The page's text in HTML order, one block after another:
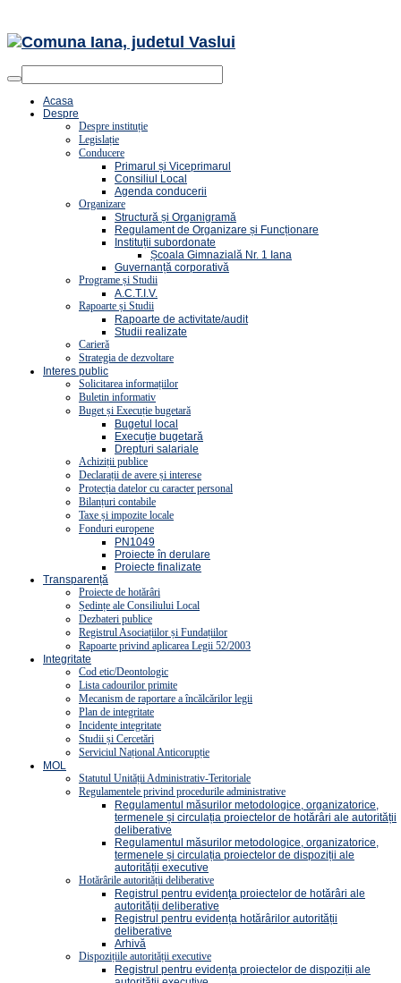
Acasa
Despre
Despre instituție
Legislație
Conducere
Primarul și Viceprimarul
Consiliul Local
Agenda conducerii
Organizare
Structură și Organigramă
Regulament de Organizare și Funcționare
Instituții subordonate
Școala Gimnazială Nr. 1 Iana
Guvernanță corporativă
Programe și Studii
A.C.T.I.V.
Rapoarte și Studii
Rapoarte de activitate/audit
Studii realizate
Carieră
Strategia de dezvoltare
Interes public
Solicitarea informațiilor
Buletin informativ
Buget și Execuție bugetară
Bugetul local
Execuție bugetară
Drepturi salariale
Achiziții publice
Declarații de avere și interese
Protecția datelor cu caracter personal
Bilanțuri contabile
Taxe și impozite locale
Fonduri europene
PN1049
Proiecte în derulare
Proiecte finalizate
Transparență
Proiecte de hotărâri
Ședințe ale Consiliului Local
Dezbateri publice
Registrul Asociațiilor și Fundațiilor
Rapoarte privind aplicarea Legii 52/2003
Integritate
Cod etic/Deontologic
Lista cadourilor primite
Mecanism de raportare a încălcărilor legii
Plan de integritate
Incidențe integritate
Studii și Cercetări
Serviciul Național Anticorupție
MOL
Statutul Unității Administrativ-Teritoriale
Regulamentele privind procedurile administrative
Regulamentul măsurilor metodologice, organizatorice,
termenele și circulația proiectelor de hotărâri ale autorității
deliberative
Regulamentul măsurilor metodologice, organizatorice,
termenele și circulația proiectelor de dispoziții ale
autorității executive
Hotărârile autorității deliberative
Registrul pentru evidenţa proiectelor de hotărâri ale
autorității deliberative
Registrul pentru evidența hotărârilor autorității
deliberative
Arhivă
Dispozițiile autorității executive
Registrul pentru evidența proiectelor de dispoziții ale